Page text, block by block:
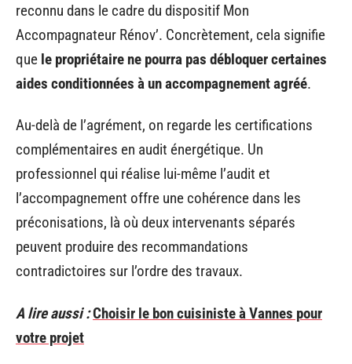
reconnu dans le cadre du dispositif Mon
Accompagnateur Rénov’. Concrètement, cela signifie
que le propriétaire ne pourra pas débloquer certaines
aides conditionnées à un accompagnement agréé.
Au-delà de l’agrément, on regarde les certifications
complémentaires en audit énergétique. Un
professionnel qui réalise lui-même l’audit et
l’accompagnement offre une cohérence dans les
préconisations, là où deux intervenants séparés
peuvent produire des recommandations
contradictoires sur l’ordre des travaux.
A lire aussi :Choisir le bon cuisiniste à Vannes pour
votre projet